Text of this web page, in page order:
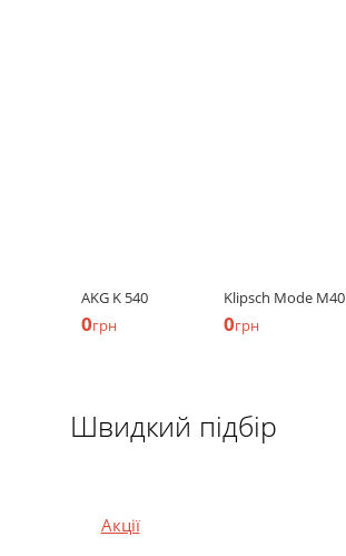
AKG K 540
0грн
Klipsch Mode M40
0грн
Швидкий підбір
Акції